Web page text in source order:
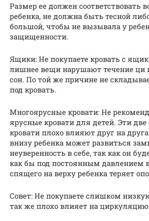
Размер ее должен соответствовать
ребенка, не должна быть тесной
большой, чтобы не вызывала у
защищенности.
Ящики: Не покупаете кровать с
лишнее вещи нарушают течение ци
сон. По той же причине не
под кровать.
Многоярусные кровати: Не
ярусные кровати для детей. Эти
кровати плохо влияют друг на
внизу ребенка может развиться
неуверенность в себе, так как он
как бы под постоянным давлением
спящего на верху ребенка теряет
Совет: Не покупаете слишком
так же плохо влияет на циркуляцию